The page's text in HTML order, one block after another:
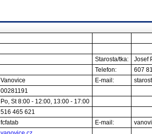
Starosta/tka:
Josef
Telefon:
607
Vanovice E-mail:
00281191
Po, St 8:00 - 12:00, 13:00 - 17:00
516 465 6­21
fcfatab E-mail: